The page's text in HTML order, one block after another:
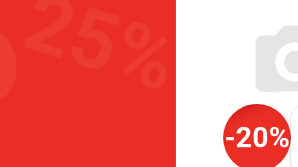
-20%